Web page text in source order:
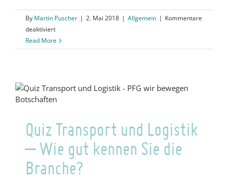
By Martin Puscher | 2. Mai 2018 | Allgemein | Kommentare
deaktiviertfür
Quiz
Chemieindustrie
kennen
Branche?
Read More
Quiz Transport und Logistik
– Wie gut kennen Sie die
Branche?